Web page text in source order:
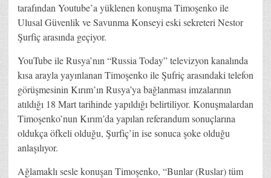
tarafından Youtube’a yüklenen konuşma Timoşenko ile
Ulusal Güvenlik ve Savunma Konseyi eski sekreteri Nestor
Şurfiç arasında geçiyor.
YouTube ile Rusya’nın “Russia Today” televizyon kanalında
kısa arayla yayınlanan Timoşenko ile Şufriç arasındaki telefon
görüşmesinin Kırım’ın Rusya’ya bağlanması imzalarının
atıldığı 18 Mart tarihinde yapıldığı belirtiliyor. Konuşmalardan
Timoşenko’nun Kırım’da yapılan referandum sonuçlarına
oldukça öfkeli olduğu, Şurfiç’in ise sonuca şoke olduğu
anlaşılıyor.
Ağlamaklı sesle konuşan Timoşenko, “Bunlar (Ruslar) tüm